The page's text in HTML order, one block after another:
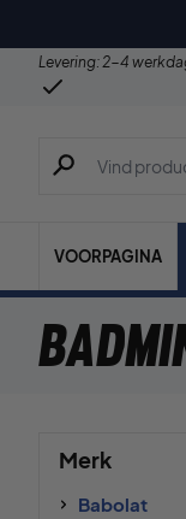
Levering: 2-4
Zoeken naar
VOORPAGINA
Merk
Babolat